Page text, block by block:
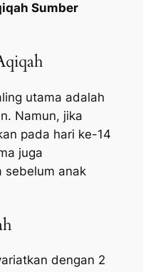
Sumber
utama adalah
Namun, jika
pada hari ke-14
juga
sebelum anak
dengan 2